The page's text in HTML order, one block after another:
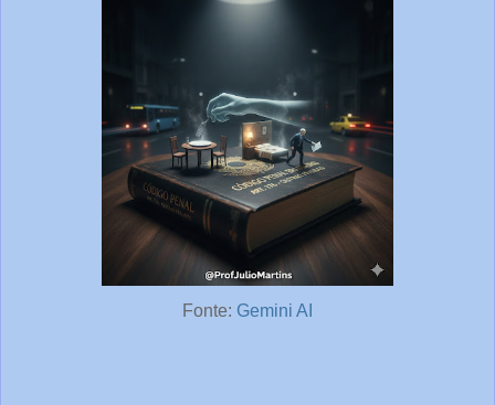
Fonte: Gemini AI